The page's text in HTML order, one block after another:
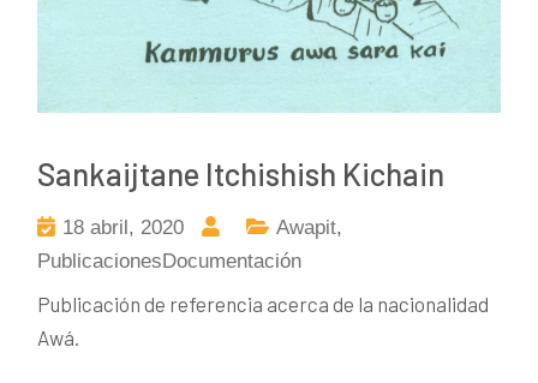
Sankaijtane Itchishish Kichain
18 abril, 2020 Awapit,
PublicacionesDocumentación
Publicación de referencia acerca de la nacionalidad
Awá.